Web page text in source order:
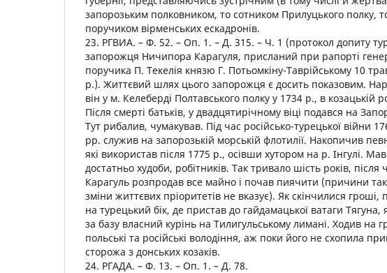
запорозьким полковником, то сотником Прилуцького полку,
поручиком вірменських ескадронів.
23. РГВИА. – Ф. 52. – Оп. 1. – Д. 315. – Ч. 1 (протокол допиту
запорожця Ничипора Карагуля, присланий при рапорті
поручика П. Текелія князю Г. Потьомкіну-Таврійському 10
р.). Життєвий шлях цього запорожця є досить показовим.
він у м. Келеберді Полтавського полку у 1734 р., в козацькій
Після смерті батьків, у двадцятирічному віці подався на
Тут рибалив, чумакував. Під час російсько-турецької війни
рр. служив на запорозькій морській флотилії. Накопичив
які використав після 1775 р., осівши хутором на р. Інгулі. Мав
достатньо худоби, робітників. Так тривало шість років, після
Карагуль розпродав все майно і почав пиячити (причини
зміни життєвих пріоритетів не вказує). Як скінчилися гроші,
на турецький бік, де пристав до гайдамацької ватаги Тягуна,
за базу власний курінь на Тилигульському лимані. Ходив на
польські та російські володіння, аж поки його не схопила
сторожа з донських козаків.
24. РГАДА. – Ф. 13. – Оп. 1. – Д. 78.